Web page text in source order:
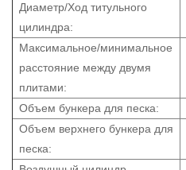
Диаметр/Ход титульного
цилиндра:
Максимальное/минимальное
расстояние между двумя
плитами:
Объем бункера для песка:
Объем верхнего бункера для
песка: